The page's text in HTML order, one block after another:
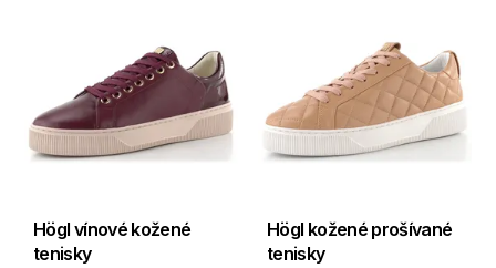
Högl vínové kožené
tenisky
Högl kožené prošívané
tenisky